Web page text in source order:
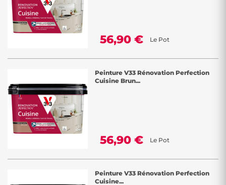
56,90 € Le Pot
Peinture V33 Rénovation Perfection
Cuisine Brun...
56,90 € Le Pot
Peinture V33 Rénovation Perfection
Cuisine...